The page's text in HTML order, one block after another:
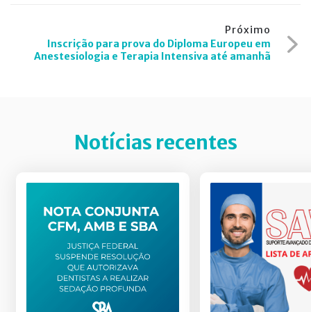
Próximo
Inscrição para prova do Diploma Europeu em
Anestesiologia e Terapia Intensiva até amanhã
Notícias recentes